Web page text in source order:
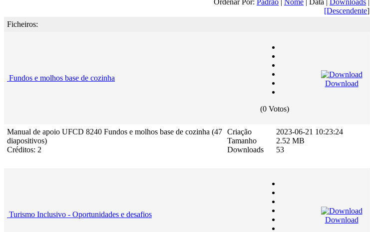
Ordenar Por: Padrão | Nome | Data | Downloads |
[Descendente]
Ficheiros:
Fundos e molhos base de cozinha
(0 Votos)
Download
Manual de apoio UFCD 8240 Fundos e molhos base de cozinha (47
diapositivos)
Créditos: 2
Criação
Tamanho
Downloads
2023-06-21 10:23:24
2.52 MB
53
Turismo Inclusivo - Oportunidades e desafios
Download